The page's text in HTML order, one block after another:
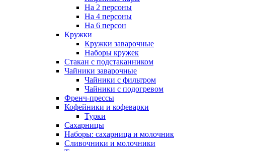
На 2 персоны
На 4 персоны
На 6 персон
Кружки
Кружки заварочные
Наборы кружек
Стакан с подстаканником
Чайники заварочные
Чайники с фильтром
Чайники с подогревом
Френч-прессы
Кофейники и кофеварки
Турки
Сахарницы
Наборы: сахарница и молочник
Сливочники и молочники